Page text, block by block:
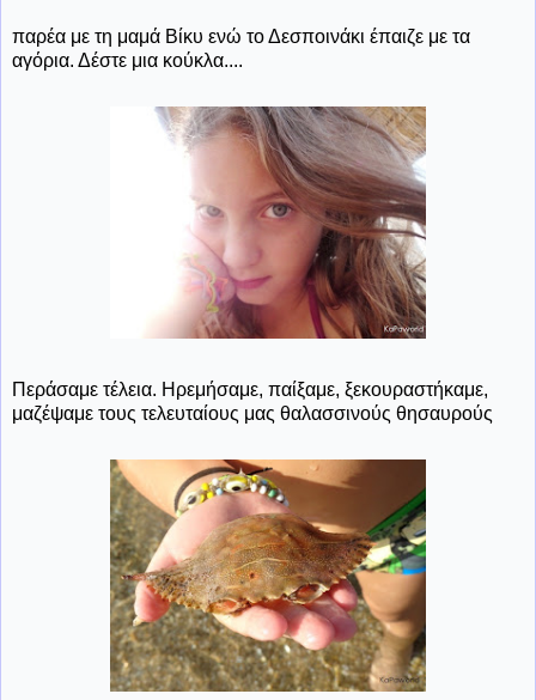
παρέα με τη μαμά Βίκυ ενώ το Δεσποινάκι έπαιζε με τα
αγόρια. Δέστε μια κούκλα....
Περάσαμε τέλεια. Ηρεμήσαμε, παίξαμε, ξεκουραστήκαμε,
μαζέψαμε τους τελευταίους μας θαλασσινούς θησαυρούς